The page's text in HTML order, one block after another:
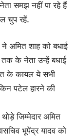
समझ नहीं पा रहे हैं
चुप रहें.
अमित शाह को बधाई
तक के नेता उन्हें बधाई
के कायल ये सभी
पटेल हारने की
जिम्मेदार अमित
भूपेंद्र यादव को